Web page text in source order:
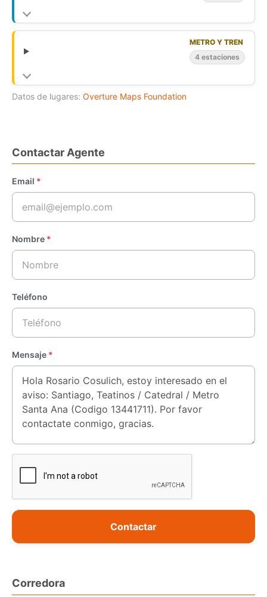
METRO Y TREN
4 estaciones
Datos de lugares: Overture Maps Foundation
Contactar Agente
Email *
Nombre *
Teléfono
Mensaje *
Contactar
Corredora